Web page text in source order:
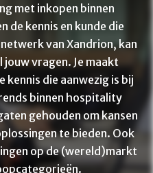
met inkopen binnen
de kennis en kunde die
van Xandrion, kan
vragen. Je maakt
kennis die aanwezig is bij
binnen hospitality
gehouden om kansen
te bieden. Ook
op de (wereld)markt